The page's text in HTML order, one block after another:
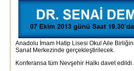
Anadolu İmam Hatip Lisesi Okul Aile
Sanat Merkezinde gerçekleştirilecek.
Konferansa tüm Nevşehir Halkı davet edildi.